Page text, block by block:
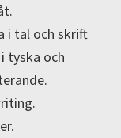
i tal och skrift
tyska och